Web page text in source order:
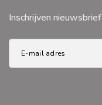
Inschrijven nieuwsbrief